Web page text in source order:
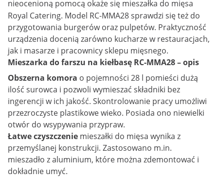
nieocenioną pomocą okaże się mieszałka do mięsa
Royal Catering. Model RC-MMA28 sprawdzi się też do
przygotowania burgerów oraz pulpetów. Praktyczność
urządzenia docenią zarówno kucharze w restauracjach,
jak i masarze i pracownicy sklepu mięsnego.
Mieszarka do farszu na kiełbasę RC-MMA28 – opis
Obszerna komora o pojemności 28 l pomieści dużą
ilość surowca i pozwoli wymieszać składniki bez
ingerencji w ich jakość. Skontrolowanie pracy umożliwi
przezroczyste plastikowe wieko. Posiada ono niewielki
otwór do wsypywania przypraw.
Łatwe czyszczenie mieszałki do mięsa wynika z
przemyślanej konstrukcji. Zastosowano m.in.
mieszadło z aluminium, które można zdemontować i
dokładnie umyć.